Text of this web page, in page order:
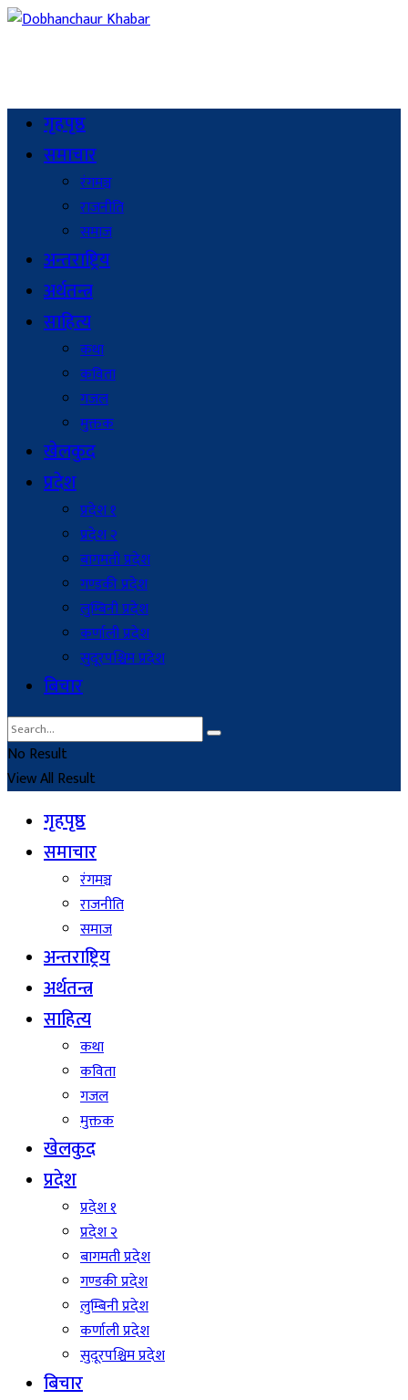
गृहपृष्ठ
समाचार
रंगमञ्च
राजनीति
समाज
अन्तराष्ट्रिय
अर्थतन्त्र
साहित्य
कथा
कविता
गजल
मुक्तक
खेलकुद
प्रदेश
प्रदेश १
प्रदेश २
बागमती प्रदेश
गण्डकी प्रदेश
लुम्बिनी प्रदेश
कर्णाली प्रदेश
सुदूरपश्चिम प्रदेश
बिचार
No Result
View All Result
गृहपृष्ठ
समाचार
रंगमञ्च
राजनीति
समाज
अन्तराष्ट्रिय
अर्थतन्त्र
साहित्य
कथा
कविता
गजल
मुक्तक
खेलकुद
प्रदेश
प्रदेश १
प्रदेश २
बागमती प्रदेश
गण्डकी प्रदेश
लुम्बिनी प्रदेश
कर्णाली प्रदेश
सुदूरपश्चिम प्रदेश
बिचार